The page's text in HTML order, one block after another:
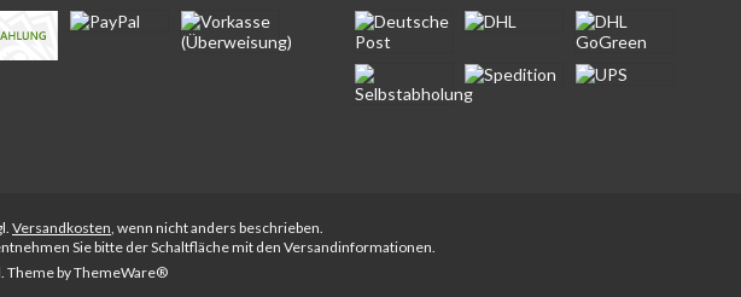
Versandkosten, wenn nicht anders beschrieben.
Sie bitte der Schaltfläche mit den Versandinformationen.
Theme byThemeWare®